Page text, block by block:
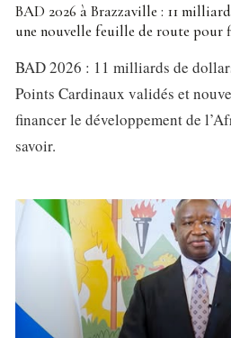
BAD 2026 à Brazzaville : 11
une nouvelle feuille de route pour
BAD 2026 : 11 milliards de
Points Cardinaux validés et
financer le développement de
savoir.